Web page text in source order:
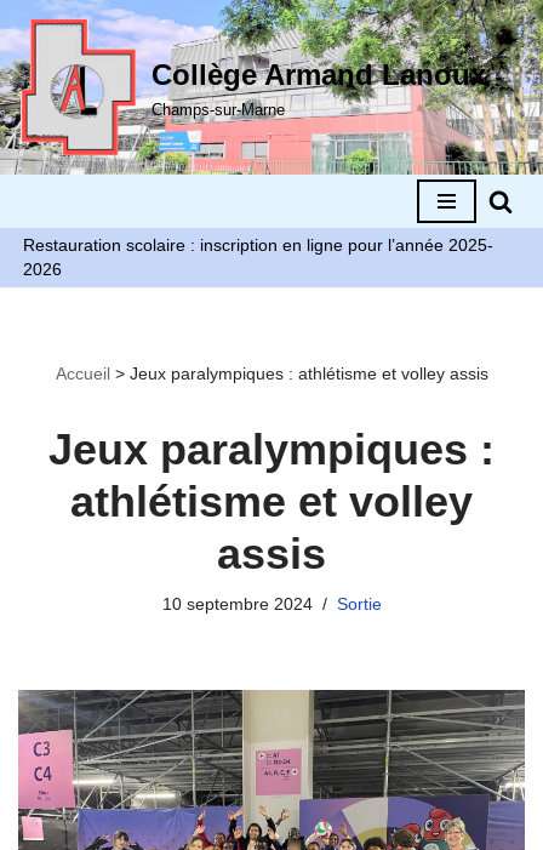
Aller
au
contenu
Collège Armand Lanoux
Champs-sur-Marne
Restauration scolaire : inscription en ligne pour l’année 2025-
2026
Accueil> Jeux paralympiques : athlétisme et volley assis
Jeux paralympiques :
athlétisme et volley
assis
10 septembre 2024 Sortie